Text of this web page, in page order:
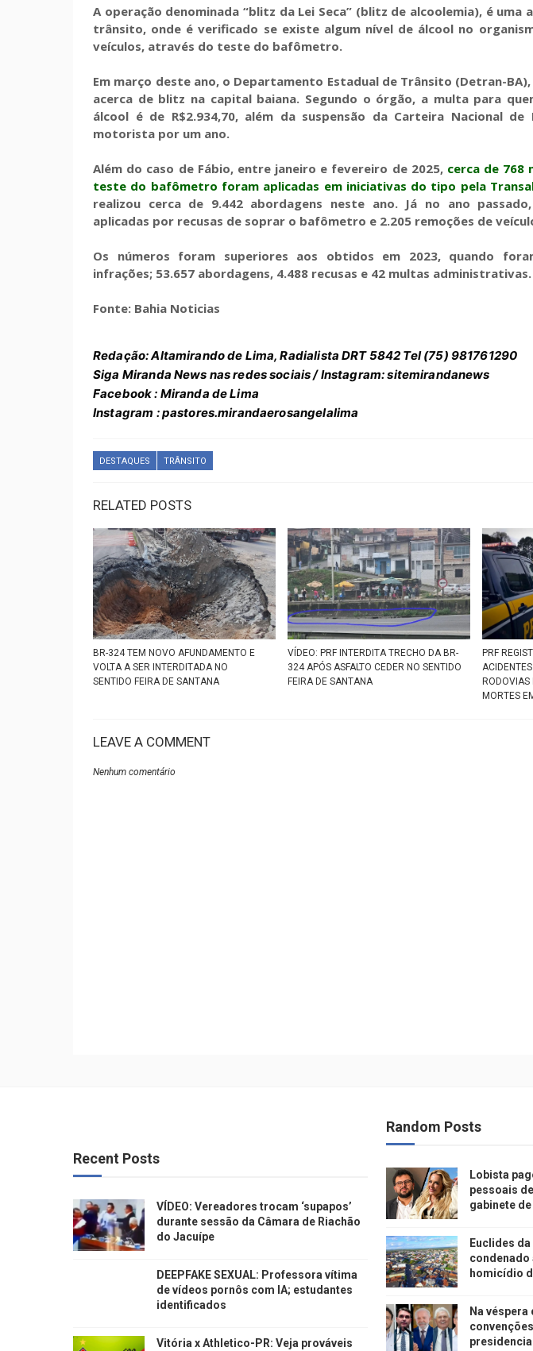
A operação denominada “blitz da Lei Seca” (blitz de alcoolemia), é uma
trânsito, onde é verificado se existe algum nível de álcool no
veículos, através do teste do bafômetro.
Em março deste ano, o Departamento Estadual de Trânsito (Detran-
acerca de blitz na capital baiana. Segundo o órgão, a multa para
álcool é de R$2.934,70, além da suspensão da Carteira Nacional de
motorista por um ano.
Além do caso de Fábio, entre janeiro e fevereiro de 2025, cerca de 768
teste do bafômetro foram aplicadas em iniciativas do tipo pela
realizou cerca de 9.442 abordagens neste ano. Já no ano passado,
aplicadas por recusas de soprar o bafômetro e 2.205 remoções de
Os números foram superiores aos obtidos em 2023, quando
infrações; 53.657 abordagens, 4.488 recusas e 42 multas administrativas.
Fonte: Bahia Noticias
Redação: Altamirando de Lima, Radialista DRT 5842 Tel (75) 981761290
Siga Miranda News nas redes sociais /Instagram: sitemirandanews
Facebook : Miranda de Lima
Instagram : pastores.mirandaerosangelalima
DESTAQUES TRÂNSITO
RELATED POSTS
BR-324 TEM NOVO AFUNDAMENTO E
VOLTA A SER INTERDITADA NO
SENTIDO FEIRA DE SANTANA
VÍDEO: PRF INTERDITA TRECHO DA BR-
324 APÓS ASFALTO CEDER NO SENTIDO
FEIRA DE SANTANA
PRF
MORTES
LEAVE A COMMENT
Nenhum comentário
Recent Posts
VÍDEO: Vereadores trocam ‘supapos’
durante sessão da Câmara de Riachão
do Jacuípe
DEEPFAKE SEXUAL: Professora vítima
de vídeos pornôs com IA; estudantes
identificados
Vitória x Athletico-PR: Veja prováveis
Random Posts
Lobista
pessoais
gabinete de
Euclides
condenado
homicídio
Na